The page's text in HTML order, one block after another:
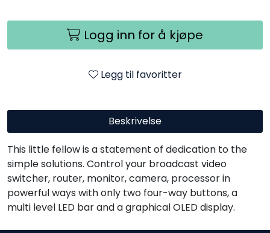
Logg inn for å kjøpe
Legg til favoritter
Beskrivelse
This little fellow is a statement of dedication to the
simple solutions. Control your broadcast video
switcher, router, monitor, camera, processor in
powerful ways with only two four-way buttons, a
multi level LED bar and a graphical OLED display.